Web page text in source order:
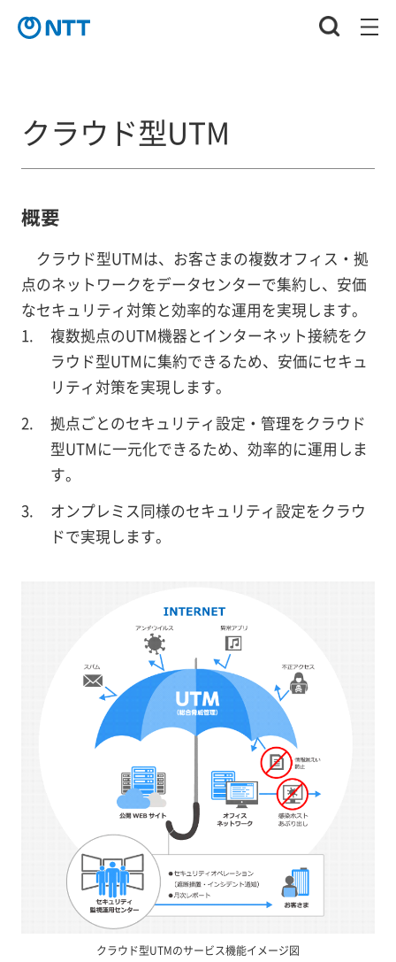
クラウド型UTM
概要
クラウド型UTMは、お客さまの複数オフィス・拠
点のネットワークをデータセンターで集約し、安価
なセキュリティ対策と効率的な運用を実現します。
複数拠点のUTM機器とインターネット接続をク
ラウド型UTMに集約できるため、安価にセキュ
リティ対策を実現します。
拠点ごとのセキュリティ設定・管理をクラウド
型UTMに一元化できるため、効率的に運用しま
す。
オンプレミス同様のセキュリティ設定をクラウ
ドで実現します。
クラウド型UTMのサービス機能イメージ図